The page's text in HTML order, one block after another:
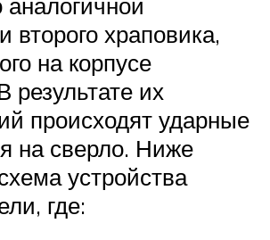
второго храповика,
на корпусе
результате их
происходят ударные
на сверло. Ниже
устройства
где: